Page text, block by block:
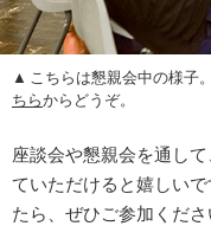
こちらは懇親会中の様子
ちらからどうぞ。
座談会や懇親会を通し
ていただけると嬉しい
たら、ぜひご参加くだ